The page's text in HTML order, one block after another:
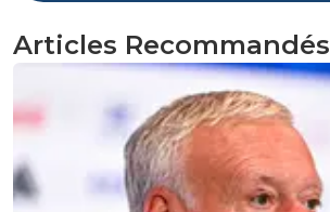
Articles Recommandés